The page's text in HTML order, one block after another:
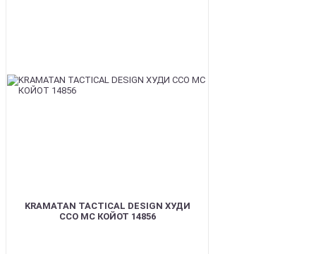
KRAMATAN TACTICAL DESIGN ХУДИ
ССО МС КОЙОТ 14856